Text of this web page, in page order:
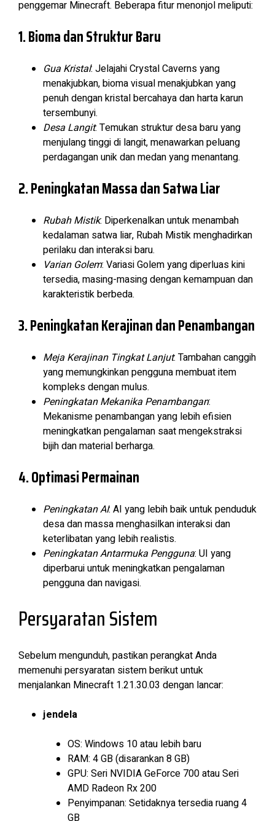
penggemar Minecraft. Beberapa fitur menonjol meliputi:
1. Bioma dan Struktur Baru
Gua Kristal: Jelajahi Crystal Caverns yang
menakjubkan, bioma visual menakjubkan yang
penuh dengan kristal bercahaya dan harta karun
tersembunyi.
Desa Langit: Temukan struktur desa baru yang
menjulang tinggi di langit, menawarkan peluang
perdagangan unik dan medan yang menantang.
2. Peningkatan Massa dan Satwa Liar
Rubah Mistik: Diperkenalkan untuk menambah
kedalaman satwa liar, Rubah Mistik menghadirkan
perilaku dan interaksi baru.
Varian Golem: Variasi Golem yang diperluas kini
tersedia, masing-masing dengan kemampuan dan
karakteristik berbeda.
3. Peningkatan Kerajinan dan Penambangan
Meja Kerajinan Tingkat Lanjut: Tambahan canggih
yang memungkinkan pengguna membuat item
kompleks dengan mulus.
Peningkatan Mekanika Penambangan:
Mekanisme penambangan yang lebih efisien
meningkatkan pengalaman saat mengekstraksi
bijih dan material berharga.
4. Optimasi Permainan
Peningkatan AI: AI yang lebih baik untuk penduduk
desa dan massa menghasilkan interaksi dan
keterlibatan yang lebih realistis.
Peningkatan Antarmuka Pengguna: UI yang
diperbarui untuk meningkatkan pengalaman
pengguna dan navigasi.
Persyaratan Sistem
Sebelum mengunduh, pastikan perangkat Anda
memenuhi persyaratan sistem berikut untuk
menjalankan Minecraft 1.21.30.03 dengan lancar:
jendela
OS: Windows 10 atau lebih baru
RAM: 4 GB (disarankan 8 GB)
GPU: Seri NVIDIA GeForce 700 atau Seri
AMD Radeon Rx 200
Penyimpanan: Setidaknya tersedia ruang 4
GB